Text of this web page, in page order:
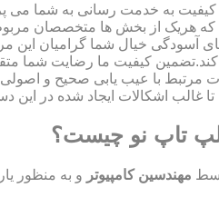
کیفیت به خدمت رسانی به شما می
هریک از بخش ها متخصصان مربوط
آسودگی خیال شما گرامیان این
کند.تضمین کیفیت ما رضایت شما
مرتبط با عیب یابی صحیح و
غالب اشکالات ایجاد شده در این
تاپ نو چیست؟
مهندسین کامپیوتر و به منظور